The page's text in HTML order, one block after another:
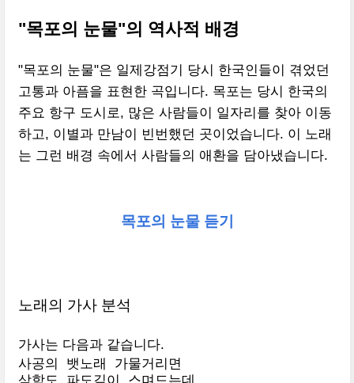
"목포의 눈물"의 역사적 배경
"목포의 눈물"은 일제강점기 당시 한국인들이 겪었던
고통과 아픔을 표현한 곡입니다. 목포는 당시 한국의
주요 항구 도시로, 많은 사람들이 일자리를 찾아 이동
하고, 이별과 만남이 빈번했던 곳이었습니다. 이 노래
는 그런 배경 속에서 사람들의 애환을 담아냈습니다.
목포의 눈물 듣기
노래의 가사 분석
가사는 다음과 같습니다.
사공의 뱃노래 가물거리면